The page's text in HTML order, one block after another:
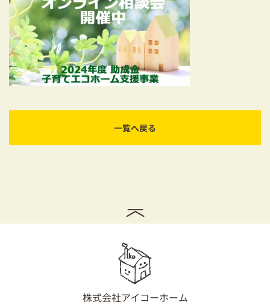
耐震対策も安心の家づくり
リフォーム・リノベーションをお考えの方
必見！土地からお探しの方へ
ショールーム
お知らせ
03-3334-0334
一覧へ戻る
株式会社アイコーホーム